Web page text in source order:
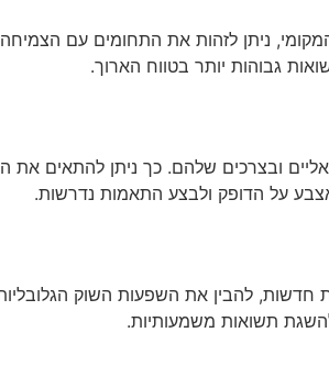
ניתן לזהות את התחומים עם
גבוהות יותר בטווח הארוך.
ובצרכים שלהם. כך ניתן להתאים את
על הדופק ולבצע התאמות נדרשות.
להבין את השפעות השוק
תשואות משמעותיות.